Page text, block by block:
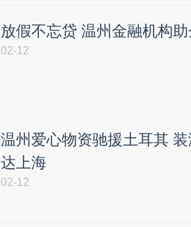
放假不忘贷 温州金融机构助
02-12
温州爱心物资驰援土耳其
达上海
02-12